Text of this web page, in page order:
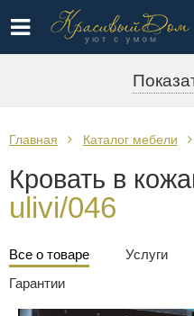
Главная Каталог мебели
Кровать в
ulivi/046
Все о товаре Услуги
Гарантии